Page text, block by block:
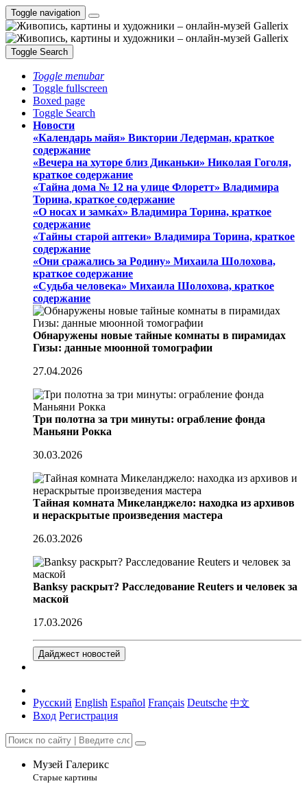
Toggle navigation
Toggle Search
Toggle menubar
Toggle fullscreen
Boxed page
Toggle Search
Новости
«Календарь майя» Виктории Ледерман, краткое
содержание
«Вечера на хуторе близ Диканьки» Николая Гоголя,
краткое содержание
«Тайна дома № 12 на улице Флоретт» Владимира
Торина, краткое содержание
«О носах и замка́х» Владимира Торина, краткое
содержание
«Тайны старой аптеки» Владимира Торина, краткое
содержание
«Они сражались за Родину» Михаила Шолохова,
краткое содержание
«Судьба человека» Михаила Шолохова, краткое
содержание
Обнаружены новые тайные комнаты в пирамидах
Гизы: данные мюонной томографии
27.04.2026
Три полотна за три минуты: ограбление фонда
Маньяни Рокка
30.03.2026
Тайная комната Микеланджело: находка из архивов
и нераскрытые произведения мастера
26.03.2026
Banksy раскрыт? Расследование Reuters и человек за
маской
17.03.2026
Дайджест новостей
Русский English Español Français Deutsche 中文
Вход Регистрация
Музей Галерикс
Старые картины